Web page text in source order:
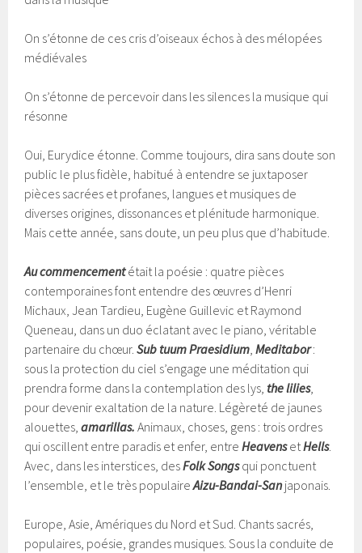
On s’étonne de ces cris d’oiseaux échos à des mélopées
médiévales
On s’étonne de percevoir dans les silences la musique qui
résonne
Oui, Eurydice étonne. Comme toujours, dira sans doute son
public le plus fidèle, habitué à entendre se juxtaposer
pièces sacrées et profanes, langues et musiques de
diverses origines, dissonances et plénitude harmonique.
Mais cette année, sans doute, un peu plus que d’habitude.
Au commencementétait la poésie : quatre pièces
contemporaines font entendre des œuvres d’Henri
Michaux, Jean Tardieu, Eugène Guillevic et Raymond
Queneau, dans un duo éclatant avec le piano, véritable
partenaire du chœur.Sub tuum Praesidium,Meditabor:
sous la protection du ciel s’engage une méditation qui
prendra forme dans la contemplation des lys, the lilies,
pour devenir exaltation de la nature. Légèreté de jaunes
alouettes,amarillas.Animaux, choses, gens : trois ordres
qui oscillent entre paradis et enfer, entreHeavensetHells.
Avec, dans les interstices, desFolk Songsqui ponctuent
l’ensemble, et le très populaireAizu-Bandai-Sanjaponais.
Europe, Asie, Amériques du Nord et Sud. Chants sacrés,
populaires, poésie, grandes musiques. Sous la conduite de